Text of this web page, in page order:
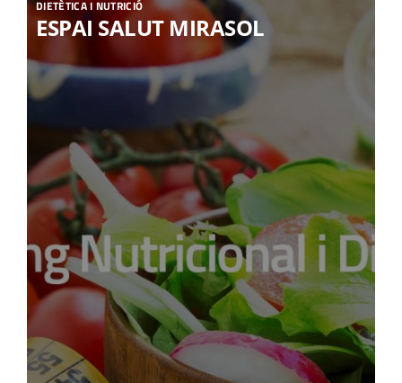
DIETÈTICA I NUTRICIÓ
ESPAI SALUT MIRASOL